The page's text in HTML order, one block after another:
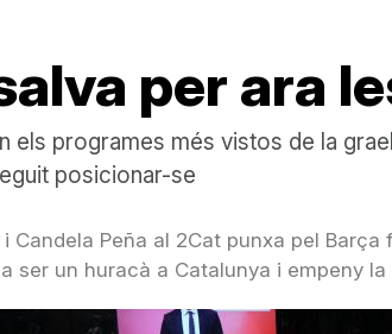
per ara
els programes més vistos de la
posicionar-se
Candela Peña al 2Cat punxa pel Barça
ser un huracà a Catalunya i empeny